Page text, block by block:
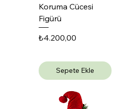
Koruma Cücesi
Figürü
Fiyat
₺4.200,00
Sepete Ekle